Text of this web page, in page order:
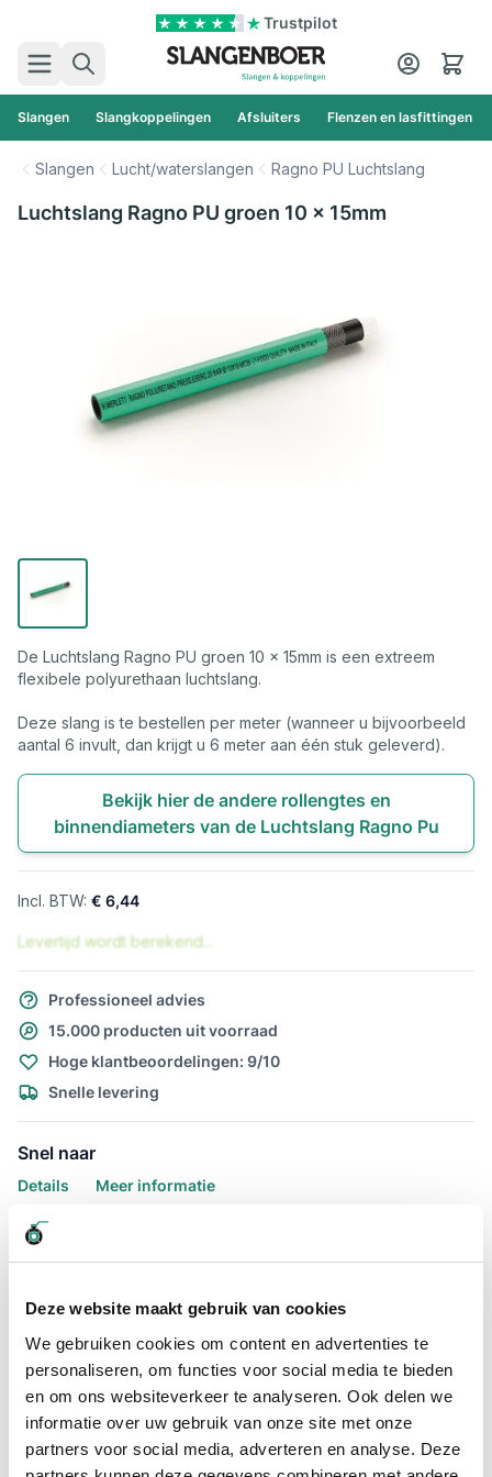
Deze website maakt gebruik van cookies
We gebruiken cookies om content en advertenties te
personaliseren, om functies voor social media te bieden
en om ons websiteverkeer te analyseren. Ook delen we
informatie over uw gebruik van onze site met onze
partners voor social media, adverteren en analyse. Deze
Trustpilot
Zoek
Cart
Slangen Slangkoppelingen Afsluiters Flenzen en lasfittingen
Slangen Lucht/waterslangen Ragno PU Luchtslang
Luchtslang Ragno PU groen 10 x 15mm
De Luchtslang Ragno PU groen 10 x 15mm is een extreem
flexibele polyurethaan luchtslang.
Deze slang is te bestellen per meter (wanneer u bijvoorbeeld
aantal 6 invult, dan krijgt u 6 meter aan één stuk geleverd).
Bekijk hier de andere rollengtes en
binnendiameters van de Luchtslang Ragno Pu
€ 6,44
Levertijd wordt berekend...
Professioneel advies
15.000 producten uit voorraad
Hoge klantbeoordelingen: 9/10
Snelle levering
Snel naar
Details Meer informatie
Details
voor water? Dan is de Luchtslang Ragno PU groen 10 x 15mm
wat u zoekt. De luchtslang Ragno Pu is extreem soepel en
slijtvast. Deze slang van producent Merlett is veel lichter dan
vergelijkbare PVC en rubber luchtslangen die ook geschikt
zijn voor water. Dat maakt het gebruik van deze slang
Deze slang is geproduceerd van slijtvast polyurethaan,
afgekort PU en thermoplastisch rubber. Ook heeft de slang